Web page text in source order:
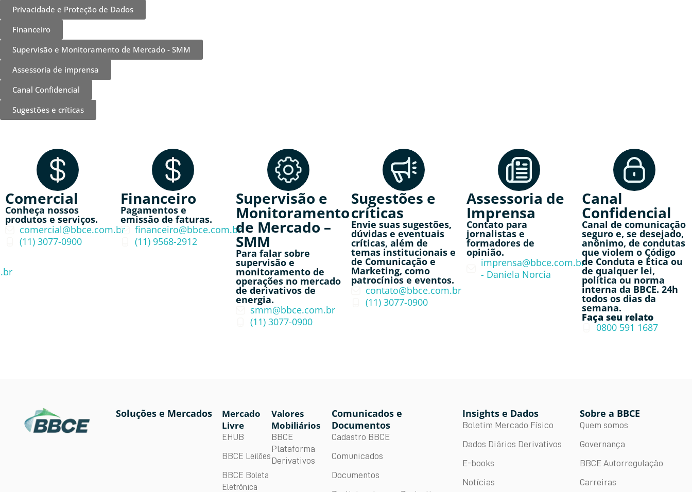
Privacidade e Proteção de Dados
Financeiro
Supervisão e Monitoramento de Mercado - SMM
Assessoria de imprensa
Canal Confidencial
Sugestões e críticas
Comercial
Conheça nossos
produtos e serviços.
comercial@bbce.com.br
(11) 3077-0900
Financeiro
Pagamentos e
emissão de faturas.
financeiro@bbce.com.br
(11) 9568-2912
Supervisão e
Monitoramento
de Mercado –
SMM
Para falar sobre
supervisão e
monitoramento de
operações no mercado
de derivativos de
energia.
smm@bbce.com.br
(11) 3077-0900
Sugestões e
críticas
Envie suas sugestões,
dúvidas e eventuais
críticas, além de
temas institucionais e
de Comunicação e
Marketing, como
patrocínios e eventos.
contato@bbce.com.br
(11) 3077-0900
Assessoria de
Imprensa
Contato para
jornalistas e
formadores de
opinião.
imprensa@bbce.com.br
- Daniela Norcia
Canal
Confidencial
Canal de comunicação
seguro e, se desejado,
anônimo, de condutas
que violem o Código
de Conduta e Ética ou
de qualquer lei,
política ou norma
interna da BBCE. 24h
todos os dias da
semana.
Faça seu relato
0800 591 1687
Soluções e Mercados
Mercado
Livre
EHUB
BBCE Leilões
BBCE Boleta
Eletrônica
Valores
Mobiliários
BBCE
Plataforma
Derivativos
Comunicados e
Documentos
Cadastro BBCE
Comunicados
Documentos
Insights e Dados
Boletim Mercado Físico
Dados Diários Derivativos
E-books
Notícias
Sobre a BBCE
Quem somos
Governança
BBCE Autorregulação
Carreiras